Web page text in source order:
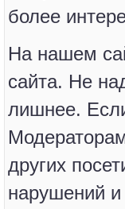
более
На нашем
сайта. Не
лишнее.
других
нарушений и